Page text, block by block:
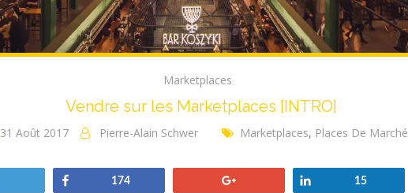
Marketplaces
Vendre sur les Marketplaces [INTRO]
31 Août 2017 Pierre-Alain Schwer Marketplaces, Places De Marché
Partagez
174 Partagez
15